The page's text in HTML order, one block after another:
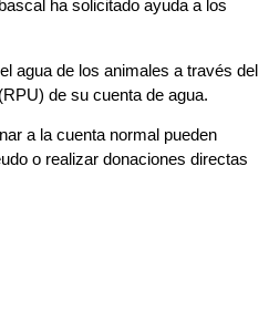
ha solicitado ayuda a los
agua de los animales a través del
de su cuenta de agua.
a la cuenta normal pueden
o realizar donaciones directas